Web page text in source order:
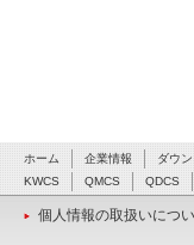
ホーム 企業情報 ダウ
KWCS
QMCS QDCS
個人情報の取扱いにつ